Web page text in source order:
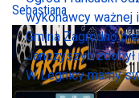
Sebastiana
wykonawcy ważnej
Gmina Zagrodno
Janczyszyn
W Legnicy mamy